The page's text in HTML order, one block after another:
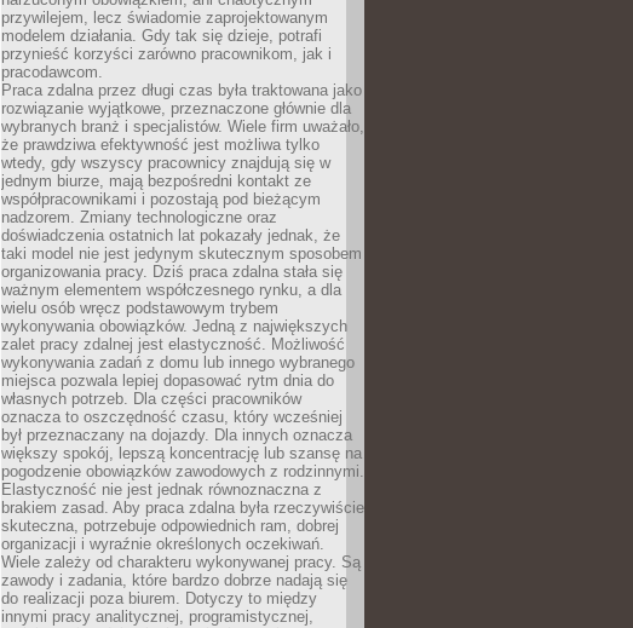
przywilejem, lecz świadomie zaprojektowanym
modelem działania. Gdy tak się dzieje, potrafi
przynieść korzyści zarówno pracownikom, jak i
pracodawcom.
Praca zdalna przez długi czas była traktowana jako
rozwiązanie wyjątkowe, przeznaczone głównie dla
wybranych branż i specjalistów. Wiele firm uważało,
że prawdziwa efektywność jest możliwa tylko
wtedy, gdy wszyscy pracownicy znajdują się w
jednym biurze, mają bezpośredni kontakt ze
współpracownikami i pozostają pod bieżącym
nadzorem. Zmiany technologiczne oraz
doświadczenia ostatnich lat pokazały jednak, że
taki model nie jest jedynym skutecznym sposobem
organizowania pracy. Dziś praca zdalna stała się
ważnym elementem współczesnego rynku, a dla
wielu osób wręcz podstawowym trybem
wykonywania obowiązków. Jedną z największych
zalet pracy zdalnej jest elastyczność. Możliwość
wykonywania zadań z domu lub innego wybranego
miejsca pozwala lepiej dopasować rytm dnia do
własnych potrzeb. Dla części pracowników
oznacza to oszczędność czasu, który wcześniej
był przeznaczany na dojazdy. Dla innych oznacza
większy spokój, lepszą koncentrację lub szansę na
pogodzenie obowiązków zawodowych z rodzinnymi.
Elastyczność nie jest jednak równoznaczna z
brakiem zasad. Aby praca zdalna była rzeczywiście
skuteczna, potrzebuje odpowiednich ram, dobrej
organizacji i wyraźnie określonych oczekiwań.
Wiele zależy od charakteru wykonywanej pracy. Są
zawody i zadania, które bardzo dobrze nadają się
do realizacji poza biurem. Dotyczy to między
innymi pracy analitycznej, programistycznej,